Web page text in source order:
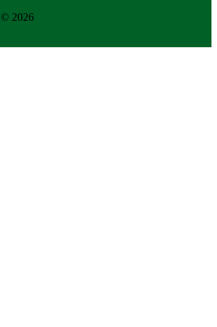
© 2026